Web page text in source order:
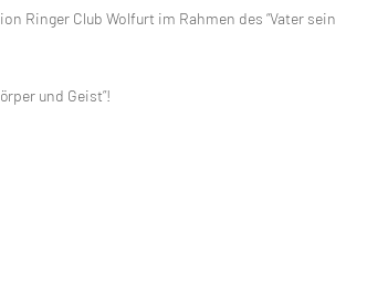
Ringer Club Wolfurt im Rahmen des “Vater sein
und Geist”!